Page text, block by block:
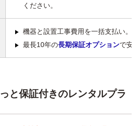
ください。
機器と設置工事費用を一括支払い。
最長10年の長期保証オプションで安
と保証付きのレンタルプラ